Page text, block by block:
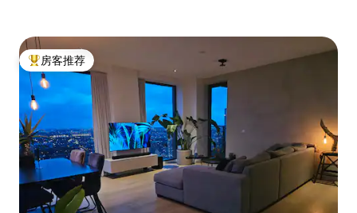
热门「房客推荐」
房客推荐